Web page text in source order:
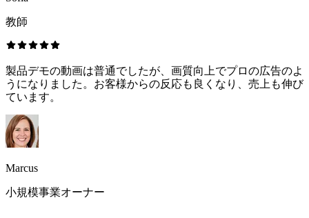
教師
製品デモの動画は普通でしたが、画質向上でプロの広告のよ
うになりました。お客様からの反応も良くなり、売上も伸び
ています。
Marcus
小規模事業オーナー